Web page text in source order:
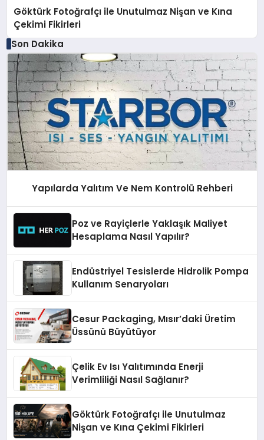
Göktürk Fotoğrafçı ile Unutulmaz Nişan ve Kına
Çekimi Fikirleri
Son Dakika
Yapılarda Yalıtım Ve Nem Kontrolü Rehberi
Poz ve Rayiçlerle Yaklaşık Maliyet
Hesaplama Nasıl Yapılır?
Endüstriyel Tesislerde Hidrolik Pompa
Kullanım Senaryoları
Cesur Packaging, Mısır’daki Üretim
Üssünü Büyütüyor
Çelik Ev Isı Yalıtımında Enerji
Verimliliği Nasıl Sağlanır?
Göktürk Fotoğrafçı ile Unutulmaz
Nişan ve Kına Çekimi Fikirleri